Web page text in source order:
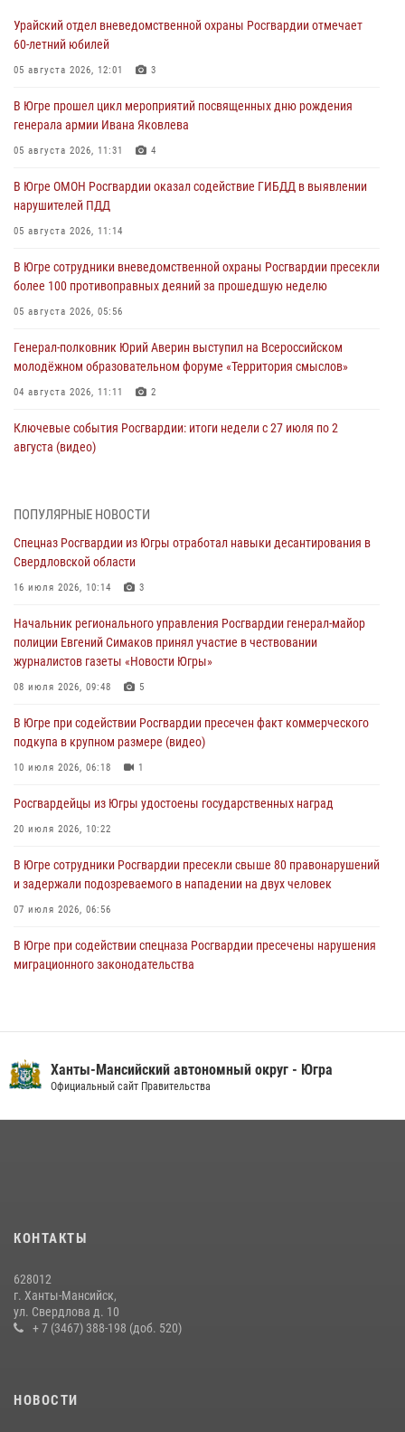
Урайский отдел вневедомственной охраны Росгвардии отмечает
60-летний юбилей
05 августа 2026, 12:01 3
В Югре прошел цикл мероприятий посвященных дню рождения
генерала армии Ивана Яковлева
05 августа 2026, 11:31 4
В Югре ОМОН Росгвардии оказал содействие ГИБДД в выявлении
нарушителей ПДД
05 августа 2026, 11:14
В Югре сотрудники вневедомственной охраны Росгвардии пресекли
более 100 противоправных деяний за прошедшую неделю
05 августа 2026, 05:56
Генерал-полковник Юрий Аверин выступил на Всероссийском
молодёжном образовательном форуме «Территория смыслов»
04 августа 2026, 11:11 2
Ключевые события Росгвардии: итоги недели с 27 июля по 2
августа (видео)
Сотрудник Росгвардии из Югры спас ребёнка от нападения дикой
04 августа 2026, 06:17 1
Росгвардия обеспечила безопасность открытия Всероссийских
столице Югры
03 августа 2026, 09:21
Росгвардия противодействует БПЛА ВСУ на южном направлении
03 августа 2026, 05:29
«Росгвардия. Вехи истории»: специальные моторизованные части
02 августа 2026, 10:59 1
ПОПУЛЯРНЫЕ НОВОСТИ
Спецназ Росгвардии из Югры отработал навыки десантирования в
Свердловской области
16 июля 2026, 10:14 3
Начальник регионального управления Росгвардии генерал-майор
полиции Евгений Симаков принял участие в чествовании
журналистов газеты «Новости Югры»
08 июля 2026, 09:48 5
В Югре при содействии Росгвардии пресечен факт коммерческого
подкупа в крупном размере (видео)
10 июля 2026, 06:18 1
Росгвардейцы из Югры удостоены государственных наград
20 июля 2026, 10:22
В Югре сотрудники Росгвардии пресекли свыше 80 правонарушений
и задержали подозреваемого в нападении на двух человек
07 июля 2026, 06:56
В Югре при содействии спецназа Росгвардии пресечены нарушения
миграционного законодательства
16 июля 2026, 04:54 4
18 июля 2026, 11:25
тематические встречи с молодежью
29 июля 2026, 09:54
Ханты-Мансийский автономный округ - Югра
Официальный сайт Правительства
КОНТАКТЫ
628012
г. Ханты-Мансийск,
ул. Свердлова д. 10
+ 7 (3467) 388-198 (доб. 520)
НОВОСТИ